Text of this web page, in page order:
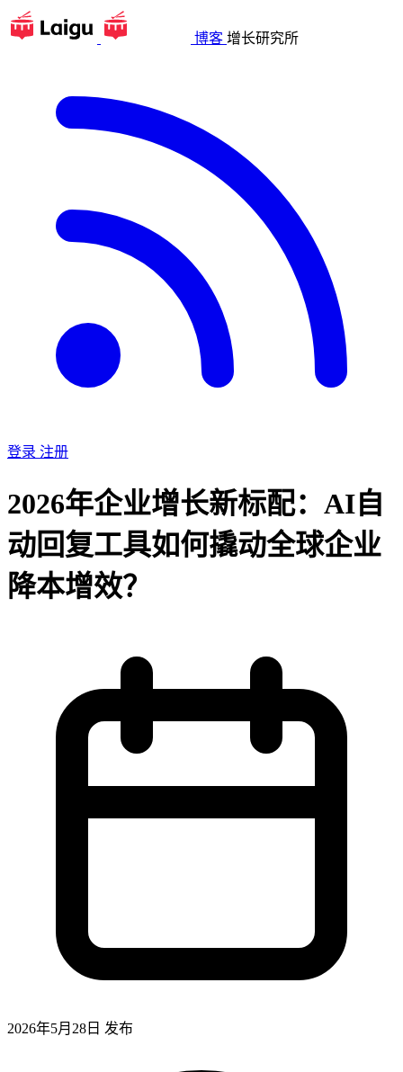
博客 增长研究所
登录 注册
2026年企业增长新标配：AI自
动回复工具如何撬动全球企业
降本增效？
2026年5月28日 发布